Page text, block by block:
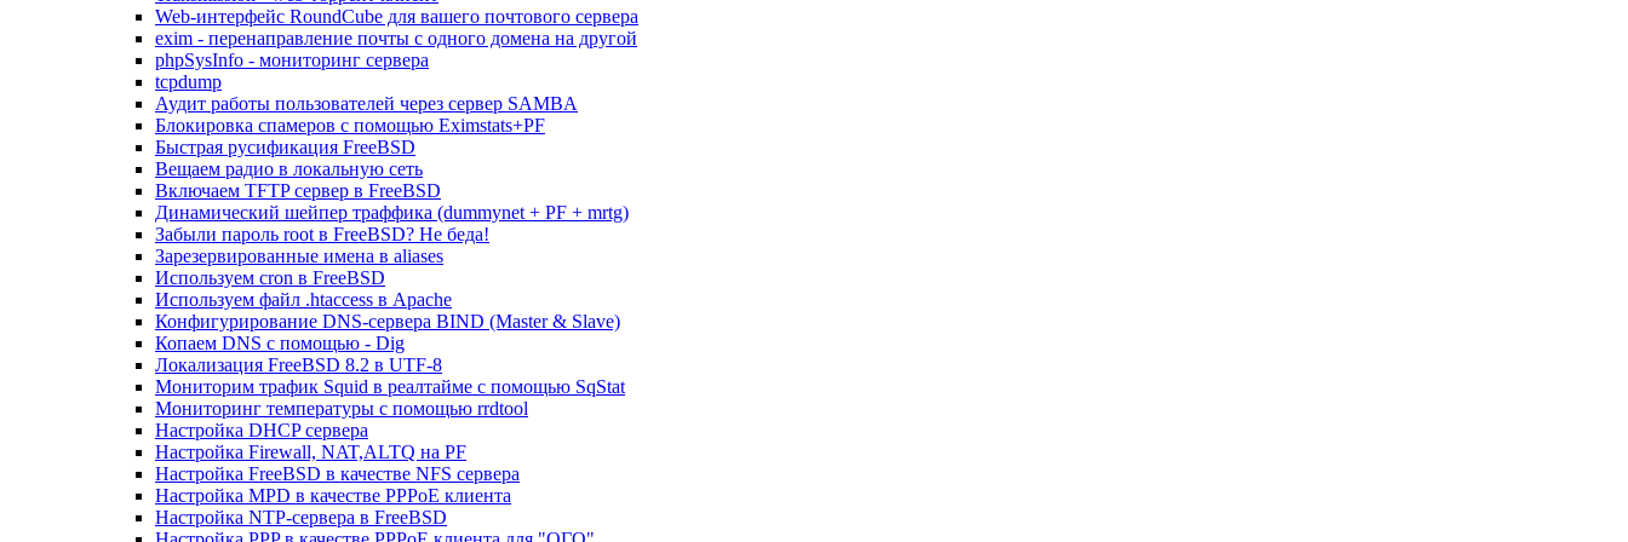
Web-интерфейс RoundCube для вашего почтового сервера
exim - перенаправление почты с одного домена на другой
phpSysInfo - мониторинг сервера
tcpdump
Аудит работы пользователей через сервер SAMBA
Блокировка спамеров с помощью Eximstats+PF
Быстрая русификация FreeBSD
Вещаем радио в локальную сеть
Включаем TFTP сервер в FreeBSD
Динамический шейпер траффика (dummynet + PF + mrtg)
Забыли пароль root в FreeBSD? Не беда!
Зарезервированные имена в aliases
Используем cron в FreeBSD
Используем файл .htaccess в Apache
Конфигурирование DNS-сервера BIND (Master & Slave)
Копаем DNS с помощью - Dig
Локализация FreeBSD 8.2 в UTF-8
Мониторим трафик Squid в реалтайме с помощью SqStat
Мониторинг температуры с помощью rrdtool
Настройка DHCP сервера
Настройка Firewall, NAT,ALTQ на PF
Настройка FreeBSD в качестве NFS сервера
Настройка MPD в качестве PPPoE клиента
Настройка NTP-сервера в FreeBSD